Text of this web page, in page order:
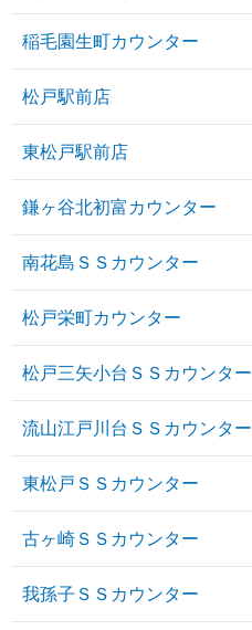
稲毛園生町カウンター
松戸駅前店
東松戸駅前店
鎌ヶ谷北初富カウンター
南花島ＳＳカウンター
松戸栄町カウンター
松戸三矢小台ＳＳカウンター
流山江戸川台ＳＳカウンター
東松戸ＳＳカウンター
古ヶ崎ＳＳカウンター
我孫子ＳＳカウンター